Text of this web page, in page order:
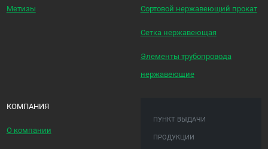
Метизы Сортовой нержавеющий прокат
Сетка нержавеющая
Элементы трубопровода
нержавеющие
КОМПАНИЯ
О компании
ПУНКТ ВЫДАЧИ
ПРОДУКЦИИ